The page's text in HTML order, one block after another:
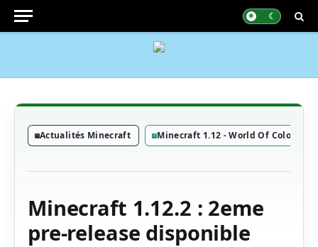
Actualités Minecraft Minecraft 1.12 - World Of Color
Minecraft 1.12.2 : 2eme
pre-release disponible